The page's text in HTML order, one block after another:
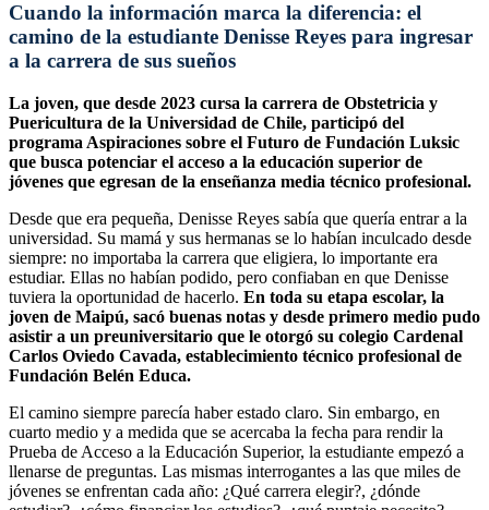
Cuando la información marca la diferencia: el
camino de la estudiante Denisse Reyes para ingresar
a la carrera de sus sueños
La joven, que desde 2023 cursa la carrera de Obstetricia y
Puericultura de la Universidad de Chile, participó del
programa Aspiraciones sobre el Futuro de Fundación Luksic
que busca potenciar el acceso a la educación superior de
jóvenes que egresan de la enseñanza media técnico profesional.
Desde que era pequeña, Denisse Reyes sabía que quería entrar a la
universidad. Su mamá y sus hermanas se lo habían inculcado desde
siempre: no importaba la carrera que eligiera, lo importante era
estudiar. Ellas no habían podido, pero confiaban en que Denisse
tuviera la oportunidad de hacerlo. En toda su etapa escolar, la
joven de Maipú, sacó buenas notas y desde primero medio pudo
asistir a un preuniversitario que le otorgó su colegio Cardenal
Carlos Oviedo Cavada, establecimiento técnico profesional de
Fundación Belén Educa.
El camino siempre parecía haber estado claro. Sin embargo, en
cuarto medio y a medida que se acercaba la fecha para rendir la
Prueba de Acceso a la Educación Superior, la estudiante empezó a
llenarse de preguntas. Las mismas interrogantes a las que miles de
jóvenes se enfrentan cada año: ¿Qué carrera elegir?, ¿dónde